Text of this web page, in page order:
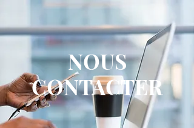
NOUS
CONTACTER